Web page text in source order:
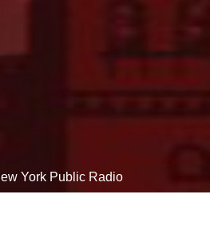
York Public Radio